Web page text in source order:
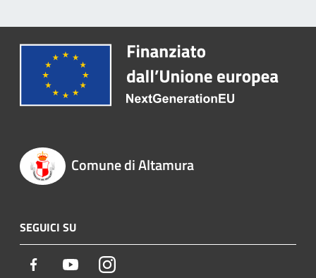
Comune di Altamura
SEGUICI SU
Facebook YoutubeInstagram